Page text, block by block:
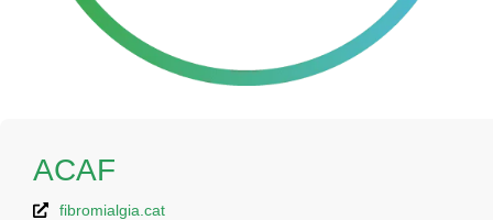
ACAF
fibromialgia.cat